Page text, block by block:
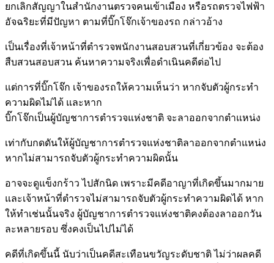
ยกเลิกสัญญาในสำนักงานตรวจคนเข้าเมือง หรือรถตรวจไฟฟ้า
อัจฉริยะที่มีปัญหา ตามที่บิ๊กโจ๊กเจ้าของรถ กล่าวอ้าง
เป็นเรื่องที่เจ้าหน้าที่ตำรวจพนักงานสอบสวนที่เกี่ยวข้อง จะต้อง
สืบสวนสอบสวน ค้นหาความจริงเพื่อดำเนินคดีต่อไป
แต่การที่บิ๊กโจ๊ก เจ้าของรถให้ความเห็นว่า หากจับตัวผู้กระทำ
ความผิดไม่ได้ และหาก
บิ๊กโจ๊กเป็นผู้บัญชาการตำรวจแห่งชาติ จะลาออกจากตำแหน่ง
เท่ากับกดดันให้ผู้บัญชาการตำรวจแห่งชาติลาออกจากตำแหน่ง
หากไม่สามารถจับตัวผู้กระทำความผิดนั้น
อาจจะดูแข็งกร้าว ไปสักนิด เพราะมีคดีอาญาที่เกิดขึ้นมากมาย
และเจ้าหน้าที่ตำรวจไม่สามารถจับตัวผู้กระทำความผิดได้ หาก
ให้ทำเช่นนั้นจริง ผู้บัญชาการตำรวจแห่งชาติคงต้องลาออกวัน
ละหลายรอบ ซึ่งคงเป็นไปไม่ได้
คดีที่เกิดขึ้นนี้ นับว่าเป็นคดีสะเทือนขวัญระดับชาติ ไม่ว่าผลคดี